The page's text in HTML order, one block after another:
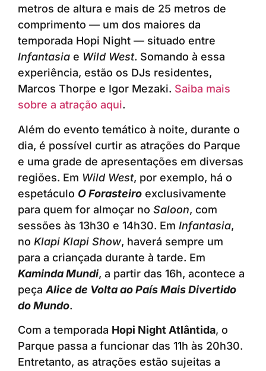
metros de altura e mais de 25 metros de
comprimento — um dos maiores da
temporada Hopi Night — situado entre
Infantasia e Wild West. Somando à essa
experiência, estão os DJs residentes,
Marcos Thorpe e Igor Mezaki. Saiba mais
sobre a atração aqui.
Além do evento temático à noite, durante o
dia, é possível curtir as atrações do Parque
e uma grade de apresentações em diversas
regiões. Em Wild West, por exemplo, há o
espetáculo O Forasteiro exclusivamente
para quem for almoçar no Saloon, com
sessões às 13h30 e 14h30. Em Infantasia,
no Klapi Klapi Show, haverá sempre um
para a criançada durante à tarde. Em
Kaminda Mundi, a partir das 16h, acontece a
peça Alice de Volta ao País Mais Divertido
do Mundo.
Com a temporada Hopi Night Atlântida, o
Parque passa a funcionar das 11h às 20h30.
Entretanto, as atrações estão sujeitas a